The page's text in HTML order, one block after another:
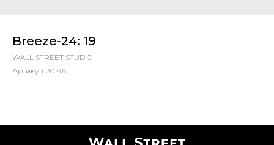
Breeze-24: 19
WALL STREET STUDIO
Артикул: 30146